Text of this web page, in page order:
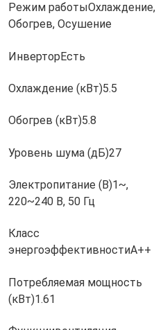
Режим работыОхлаждение,
Обогрев, Осушение
ИнверторЕсть
Охлаждение (кВт)5.5
Обогрев (кВт)5.8
Уровень шума (дБ)27
Электропитание (В)1~,
220~240 В, 50 Гц
Класс
энергоэффективностиA++
Потребляемая мощность
(кВт)1.61